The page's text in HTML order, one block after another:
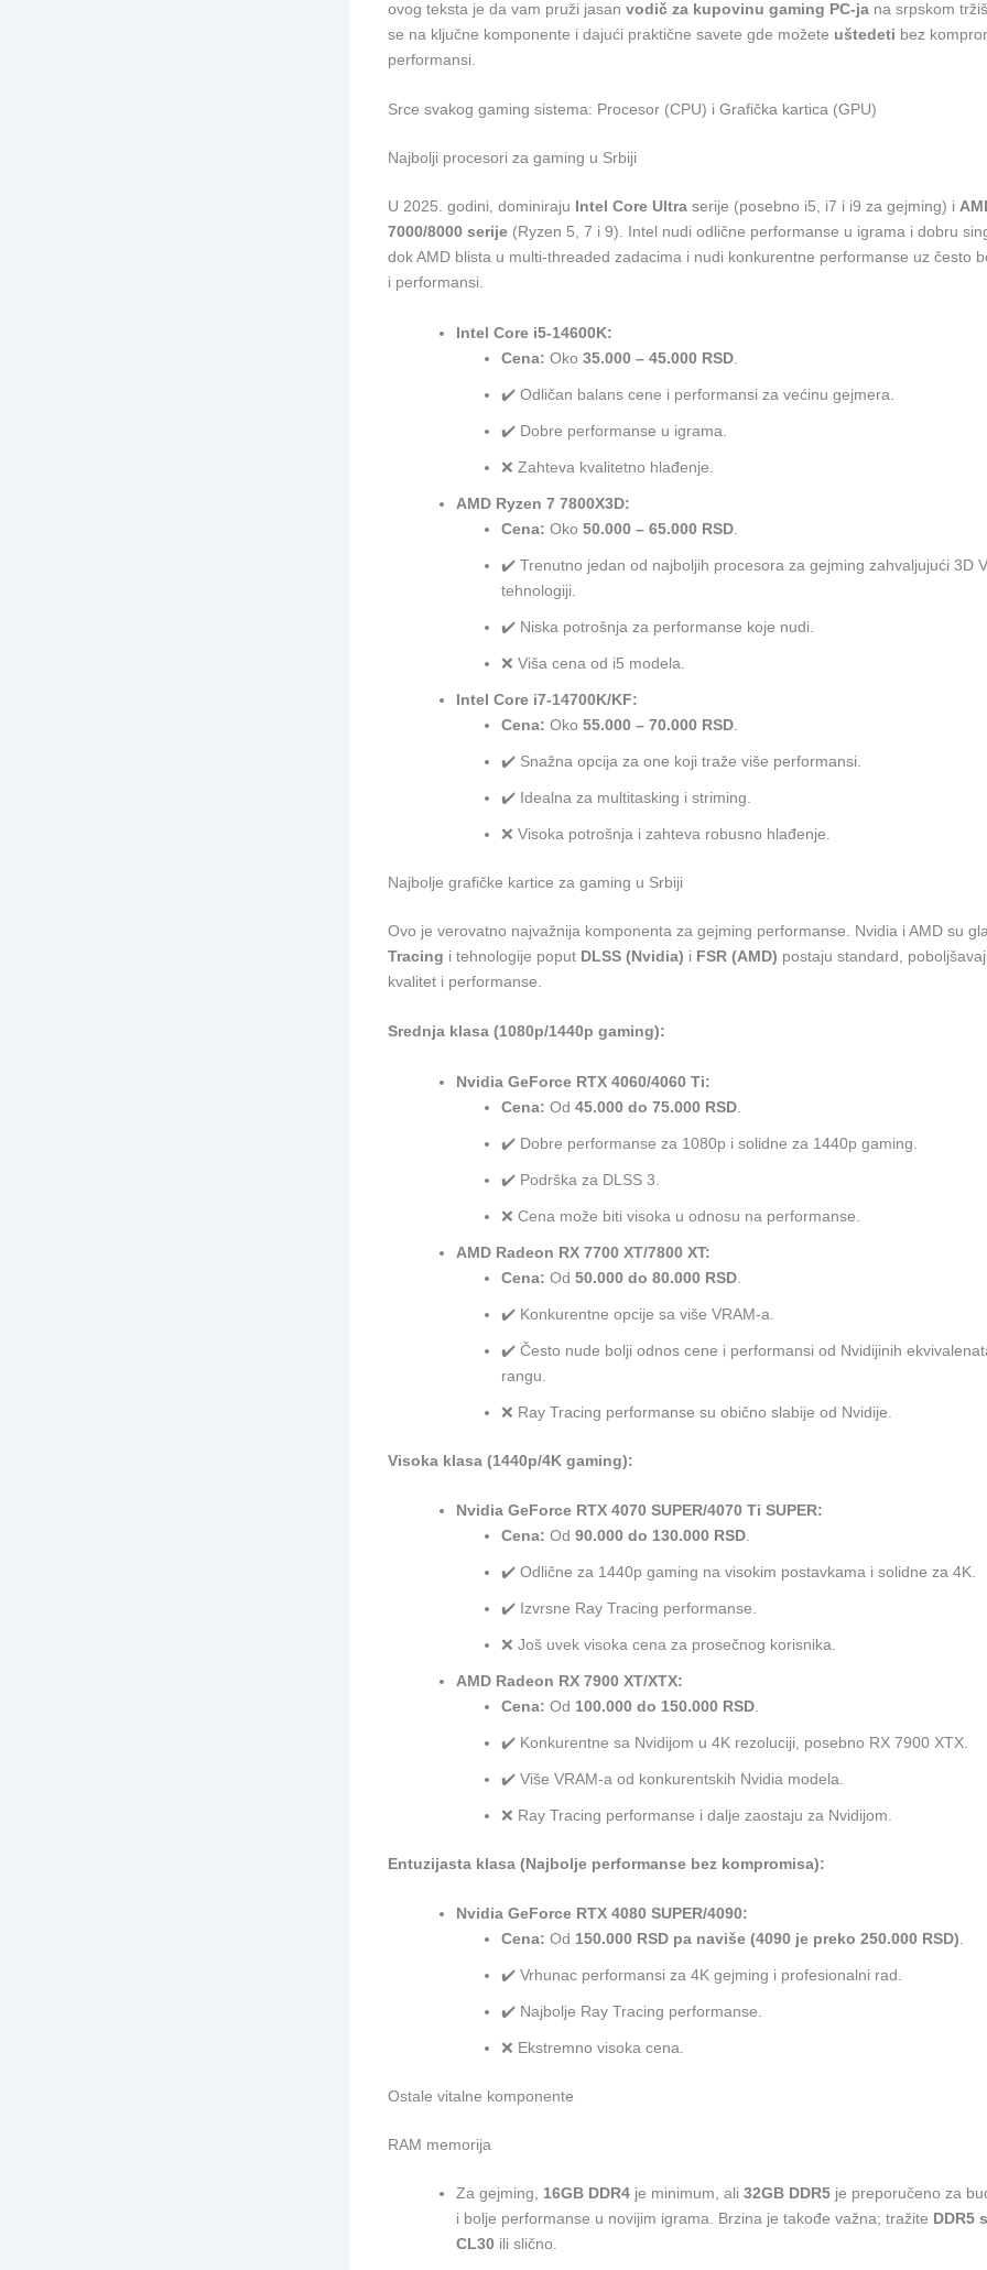
ovog teksta je da vam pruži jasan vodič za kupovinu gaming PC-ja na srpskom
se na ključne komponente i dajući praktične savete gde možete uštedeti bez
performansi.
Srce svakog gaming sistema: Procesor (CPU) i Grafička kartica (GPU)
Najbolji procesori za gaming u Srbiji
U 2025. godini, dominiraju Intel Core Ultra serije (posebno i5, i7 i i9 za gejming) i
7000/8000 serije (Ryzen 5, 7 i 9). Intel nudi odlične performanse u igrama i dobru
dok AMD blista u multi-threaded zadacima i nudi konkurentne performanse uz često
i performansi.
Intel Core i5-14600K:
Cena: Oko 35.000 – 45.000 RSD
✔️ Odličan balans cene i performansi za većinu gejmera.
✔️ Dobre performanse u igrama.
❌ Zahteva kvalitetno hlađenje.
AMD Ryzen 7 7800X3D:
Cena: Oko 50.000 – 65.000 RSD
✔️ Trenutno jedan od najboljih procesora za gejming zahvaljujući 3D
tehnologiji.
✔️ Niska potrošnja za performanse koje nudi.
❌ Viša cena od i5 modela.
Intel Core i7-14700K/KF:
Cena: Oko 55.000 – 70.000 RSD
✔️ Snažna opcija za one koji traže više performansi.
✔️ Idealna za multitasking i striming.
❌ Visoka potrošnja i zahteva robusno hlađenje.
Najbolje grafičke kartice za gaming u Srbiji
Ovo je verovatno najvažnija komponenta za gejming performanse. Nvidia i AMD su
Tracing i tehnologije poput DLSS (Nvidia) i FSR (AMD) postaju standard,
kvalitet i performanse.
Srednja klasa (1080p/1440p gaming):
Nvidia GeForce RTX 4060/4060 Ti:
Cena: Od 45.000 do 75.000 RSD
✔️ Dobre performanse za 1080p i solidne za 1440p gaming.
✔️ Podrška za DLSS 3.
❌ Cena može biti visoka u odnosu na performanse.
AMD Radeon RX 7700 XT/7800 XT:
Cena: Od 50.000 do 80.000 RSD
✔️ Konkurentne opcije sa više VRAM-a.
✔️ Često nude bolji odnos cene i performansi od Nvidijinih
rangu.
❌ Ray Tracing performanse su obično slabije od Nvidije.
Visoka klasa (1440p/4K gaming):
Nvidia GeForce RTX 4070 SUPER/4070 Ti SUPER:
Cena: Od 90.000 do 130.000 RSD
✔️ Odlične za 1440p gaming na visokim postavkama i solidne za 4K.
✔️ Izvrsne Ray Tracing performanse.
❌ Još uvek visoka cena za prosečnog korisnika.
AMD Radeon RX 7900 XT/XTX:
Cena: Od 100.000 do 150.000 RSD
✔️ Konkurentne sa Nvidijom u 4K rezoluciji, posebno RX 7900 XTX.
✔️ Više VRAM-a od konkurentskih Nvidia modela.
❌ Ray Tracing performanse i dalje zaostaju za Nvidijom.
Entuzijasta klasa (Najbolje performanse bez kompromisa):
Nvidia GeForce RTX 4080 SUPER/4090:
Cena: Od 150.000 RSD pa naviše (4090 je preko 250.000 RSD).
✔️ Vrhunac performansi za 4K gejming i profesionalni rad.
✔️ Najbolje Ray Tracing performanse.
❌ Ekstremno visoka cena.
Ostale vitalne komponente
RAM memorija
Za gejming, 16GB DDR4 je minimum, ali 32GB DDR5 je preporučeno za
i bolje performanse u novijim igrama. Brzina je takođe važna; tražite DDR5
CL30 ili slično.